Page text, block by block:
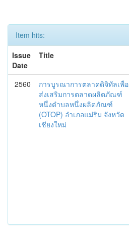
Item hits:
Issue
Date
Title
2560
การบูรณาการตลาดดิจิทัลเพื่อ
ส่งเสริมการตลาดผลิตภัณฑ์
หนึ่งตำบลหนึ่งผลิตภัณฑ์
(OTOP) อำเภอแม่ริม จังหวัด
เชียงใหม่